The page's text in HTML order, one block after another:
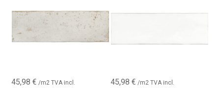
45,98€ /m2 TVA incl. 45,98 € /m2 TVA incl.